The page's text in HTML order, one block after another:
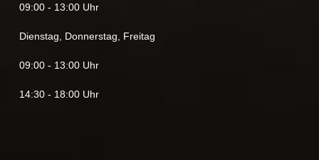
09:00 - 13:00 Uhr
Dienstag, Donnerstag, Freitag
09:00 - 13:00 Uhr
14:30 - 18:00 Uhr